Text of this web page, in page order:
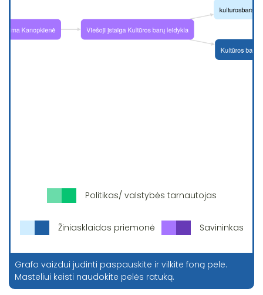
Politikas/ valstybės tarnautojas
Žiniasklaidos priemonė Savininkas
Grafo vaizdui judinti paspauskite ir vilkite foną pele.
Masteliui keisti naudokite pelės ratuką.